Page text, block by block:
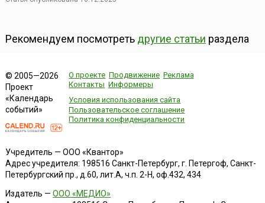
Рекомендуем посмотреть другие статьи раздела
© 2005—2026
Проект
«Календарь
событий»
О проекте Продвижение Реклама
Контакты Информеры
Условия использования сайта
Пользовательское соглашение
Политика конфиденциальности
Учредитель — ООО «Квантор»
Адрес учредителя: 198516 Санкт-Петербург, г. Петергоф, Санкт-
Петербургский пр., д.60, лит.А, ч.п. 2-Н, оф.432, 434
Издатель — ООО «МЕДИО»